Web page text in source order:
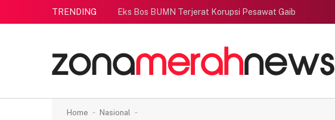
TRENDING Eks Bos BUMN Terjerat Korupsi Pesawat Gaib
Home - Nasional -